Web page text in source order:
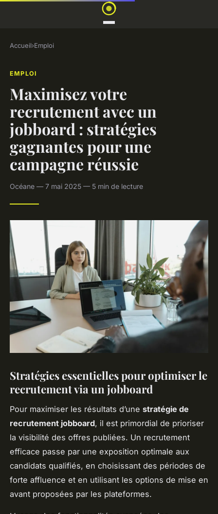
Accueil›Emploi
EMPLOI
Maximisez votre
recrutement avec un
jobboard : stratégies
gagnantes pour une
campagne réussie
Océane — 7 mai 2025 — 5 min de lecture
Stratégies essentielles pour optimiser le
recrutement via un jobboard
Pour maximiser les résultats d’une stratégie de
recrutement jobboard, il est primordial de prioriser
la visibilité des offres publiées. Un recrutement
efficace passe par une exposition optimale aux
candidats qualifiés, en choisissant des périodes de
forte affluence et en utilisant les options de mise en
avant proposées par les plateformes.